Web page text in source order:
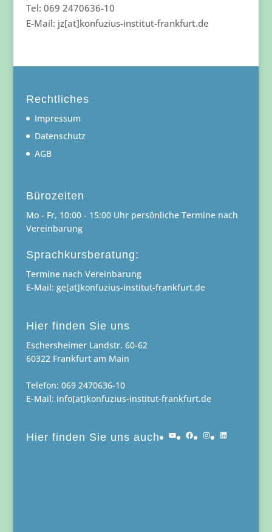
Tel: 069 2470636-10
E-Mail: jz[at]konfuzius-institut-frankfurt.de
Rechtliches
Impressum
Datenschutz
AGB
Bürozeiten
Mo - Fr, 10:00 - 15:00 Uhr persönliche Termine nach
Vereinbarung
Sprachkursberatung:
Termine nach Vereinbarung
E-Mail: ge[at]konfuzius-institut-frankfurt.de
Hier finden Sie uns
Eschersheimer Landstr. 60-62
60322 Frankfurt am Main
Telefon: 069 2470636-10
E-Mail: info[at]konfuzius-institut-frankfurt.de
Hier finden Sie uns auch YouTubeFacebook
Instagram
LinkedIn